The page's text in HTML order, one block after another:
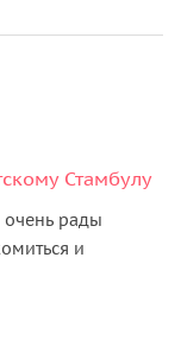
Стамбулу
рады
и